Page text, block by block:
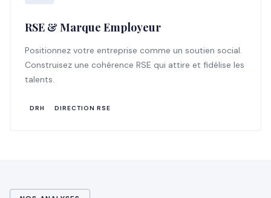
RSE & Marque Employeur
Positionnez votre entreprise comme un soutien social.
Construisez une cohérence RSE qui attire et fidélise les
talents.
DRH DIRECTION RSE